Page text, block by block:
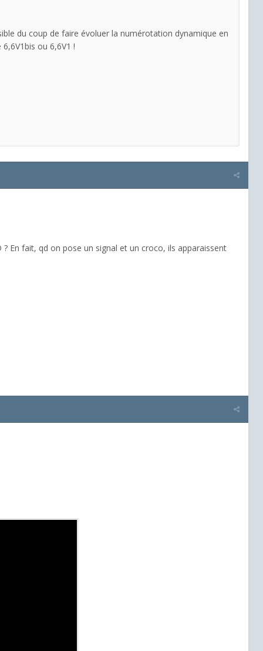
du coup de faire évoluer la numérotation dynamique en
ou 6,6V1 !
En fait, qd on pose un signal et un croco, ils apparaissent